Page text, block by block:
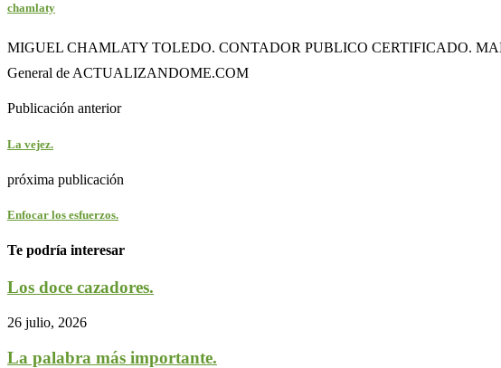
chamlaty
MIGUEL CHAMLATY TOLEDO. CONTADOR PUBLICO CERTIFICADO.
General de ACTUALIZANDOME.COM
Publicación anterior
La vejez.
próxima publicación
Enfocar los esfuerzos.
Te podría interesar
Los doce cazadores.
26 julio, 2026
La palabra más importante.